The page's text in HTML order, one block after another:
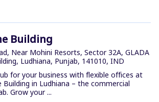
Building
Near Mohini Resorts, Sector 32A, GLADA
Ludhiana, Punjab, 141010, IND
for your business with flexible offices at
Building in Ludhiana – the commercial
Grow your ...